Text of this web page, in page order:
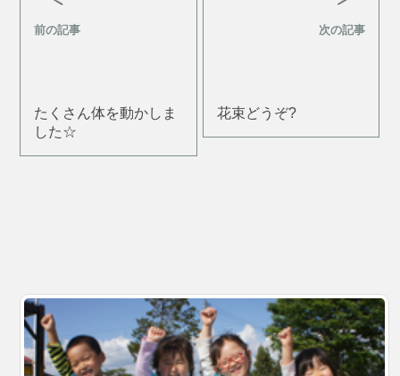
前の記事
たくさん体を動かしま
した☆
次の記事
花束どうぞ?